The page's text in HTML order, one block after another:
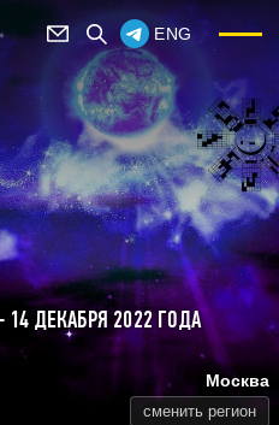
ENG
ДЕКАБРЯ 2022 ГОДА
Москва
сменить регион